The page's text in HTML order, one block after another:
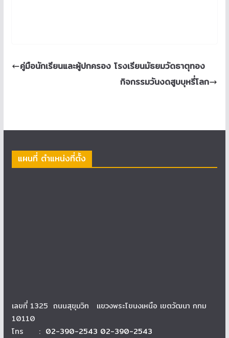
คู่มือนักเรียนและผู้ปกครอง โรงเรียนมัธยมวัดธาตุทอง
กิจกรรมวันงดสูบบุหรี่โลก
แผนที่ ตำแหน่งที่ตั้ง
เลขที่ 1325 ถนนสุขุมวิท แขวงพระโขนงเหนือ เขตวัฒนา กทม
10110
โทร : 02-390-2543 02-390-2543